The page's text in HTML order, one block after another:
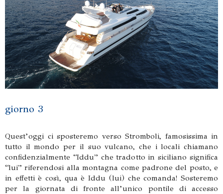
giorno 3
Quest’oggi ci sposteremo verso Stromboli, famosissima in
tutto il mondo per il suo vulcano, che i locali chiamano
confidenzialmente “Iddu” che tradotto in siciliano significa
“lui” riferendosi alla montagna come padrone del posto, e
in effetti è così, qua è Iddu (lui) che comanda! Sosteremo
per la giornata di fronte all’unico pontile di accesso